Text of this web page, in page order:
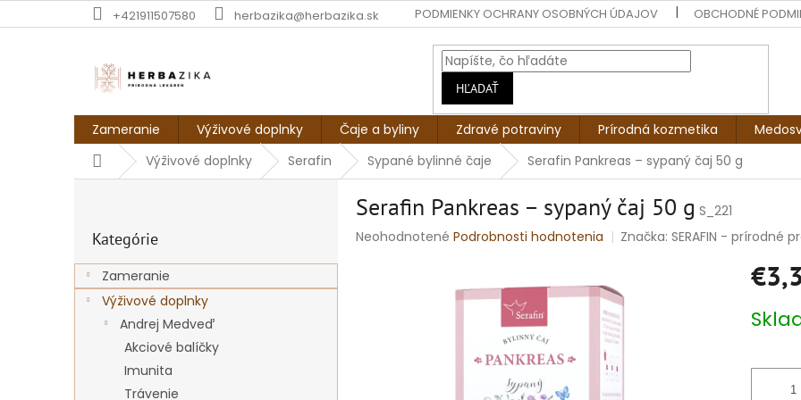
na
+421911507580 herbazika@herbazika.sk PODMIENKY OCHRANY OSOBNÝCH ÚDAJOV OBCHODNÉ
HĽADAŤ
Zameranie Výživové doplnky Čaje a byliny Zdravé potraviny Prírodná kozmetika
DomovVýživové doplnky Serafin Sypané bylinné čaje Serafin Pankreas – sypaný čaj 50 g
ý
p
kategórie
Kategórie
Zameranie
Výživové doplnky
Andrej Medveď
Akciové balíčky
Imunita
Trávenie
Serafin Pankreas – sypaný čaj 50 g S_221
Priemerné
Neohodnotené Podrobnosti hodnotenia Značka:SERAFIN - prírodné
cena: